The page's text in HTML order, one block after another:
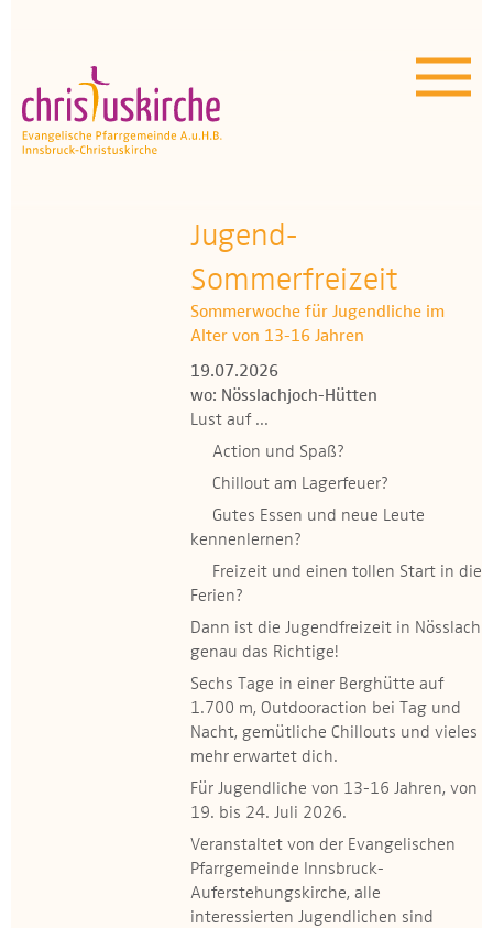
Unser Angebot
OEZ
Wissenswertes
Medien
Kontakt
Jugend-
Sommerfreizeit
Sommerwoche für Jugendliche im
Alter von 13-16 Jahren
19.07.2026
wo: Nösslachjoch-Hütten
Lust auf ...
Action und Spaß?
Chillout am Lagerfeuer?
Gutes Essen und neue Leute
kennenlernen?
Freizeit und einen tollen Start in die
Ferien?
Dann ist die Jugendfreizeit in Nösslach
genau das Richtige!
Sechs Tage in einer Berghütte auf
1.700 m, Outdooraction bei Tag und
Nacht, gemütliche Chillouts und vieles
mehr erwartet dich.
Für Jugendliche von 13-16 Jahren, von
19. bis 24. Juli 2026.
Veranstaltet von der Evangelischen
Pfarrgemeinde Innsbruck-
Auferstehungskirche, alle
interessierten Jugendlichen sind